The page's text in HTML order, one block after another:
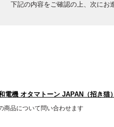
下記の内容をご確認の上、次にお
電機 オタマトーン JAPAN（招き猫）
商品について問い合わせます